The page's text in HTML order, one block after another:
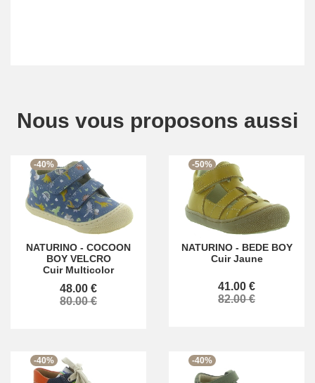
Nous vous proposons aussi
-40%
NATURINO - COCOON
BOY VELCRO
Cuir Multicolor
48.00 €
80.00 €
-50%
NATURINO- BEDE BOY
Cuir Jaune
41.00 €
82.00 €
-40% -40%